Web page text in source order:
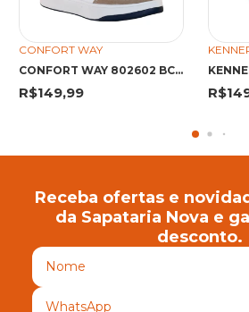
CONFORT WAY
CONFORT WAY 802602 BCO/MHO
R$149,99
Receba ofertas e
da Sapataria Nova e
desconto.